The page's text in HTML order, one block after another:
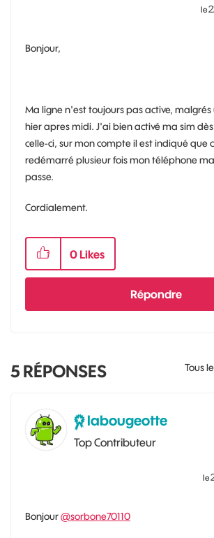
le
Bonjour,
Ma ligne n'est toujours pas active,
hier apres midi. J'ai bien activé ma sim
celle-ci, sur mon compte il est indiqué que
redémarré plusieur fois mon téléphone
passe.
Cordialement.
0 Likes
Répondre
Tous
5 RÉPONSES
labougeotte
Top Contributeur
le
Bonjour@sorbone70110